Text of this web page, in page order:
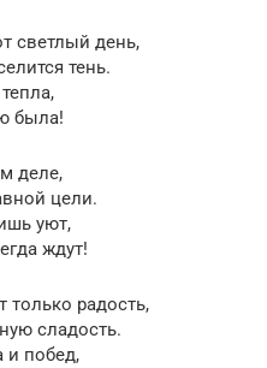
светлый день,
тень.
была!
деле,
цели.
уют,
ждут!
только радость,
сладость.
и побед,